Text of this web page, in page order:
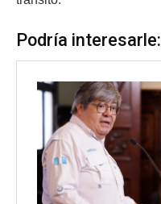
Podría interesarle: